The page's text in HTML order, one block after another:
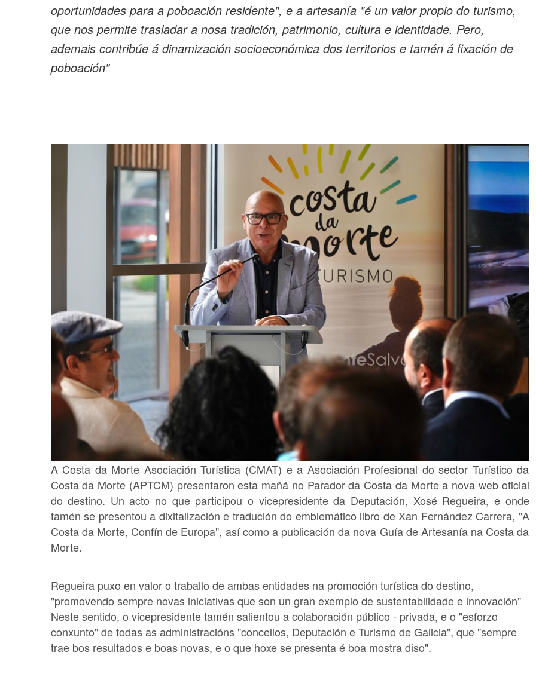
oportunidades para a poboación residente", e a artesanía "é un valor propio do turismo,
que nos permite trasladar a nosa tradición, patrimonio, cultura e identidade. Pero,
ademais contribúe á dinamización socioeconómica dos territorios e tamén á fixación de
poboación"
A Costa da Morte Asociación Turística (CMAT) e a Asociación Profesional do sector Turístico da
Costa da Morte (APTCM) presentaron esta mañá no Parador da Costa da Morte a nova web oficial
do destino. Un acto no que participou o vicepresidente da Deputación, Xosé Regueira, e onde
tamén se presentou a dixitalización e tradución do emblemático libro de Xan Fernández Carrera, "A
Costa da Morte, Confín de Europa", así como a publicación da nova Guía de Artesanía na Costa da
Morte.
Regueira puxo en valor o traballo de ambas entidades na promoción turística do destino,
"promovendo sempre novas iniciativas que son un gran exemplo de sustentabilidade e innovación"
Neste sentido, o vicepresidente tamén salientou a colaboración público - privada, e o "esforzo
conxunto" de todas as administracións "concellos, Deputación e Turismo de Galicia", que "sempre
trae bos resultados e boas novas, e o que hoxe se presenta é boa mostra diso".